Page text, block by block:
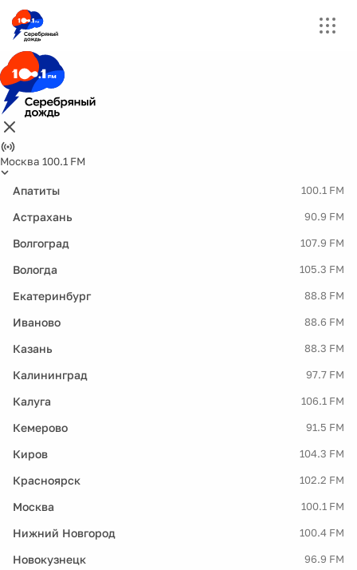
Москва 100.1 FM
Апатиты 100.1 FM
Астрахань 90.9 FM
Волгоград 107.9 FM
Вологда 105.3 FM
Екатеринбург 88.8 FM
Иваново 88.6 FM
Казань 88.3 FM
Калининград 97.7 FM
Калуга 106.1 FM
Кемерово 91.5 FM
Киров 104.3 FM
Красноярск 102.2 FM
Москва 100.1 FM
Нижний Новгород 100.4 FM
Новокузнецк 96.9 FM